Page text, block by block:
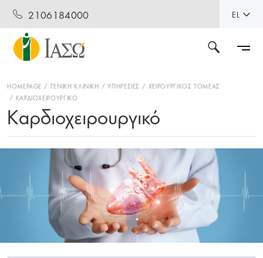
2106184000 EL
HOMEPAGE ΓΕΝΙΚΗ ΚΛΙΝΙΚΗ ΥΠΗΡΕΣΙΕΣ
ΧΕΙΡΟΥΡΓΙΚΟΣ ΤΟΜΕΑΣ
ΚΑΡΔΙΟΧΕΙΡΟΥΡΓΙΚΟ
Καρδιοχειρουργικό